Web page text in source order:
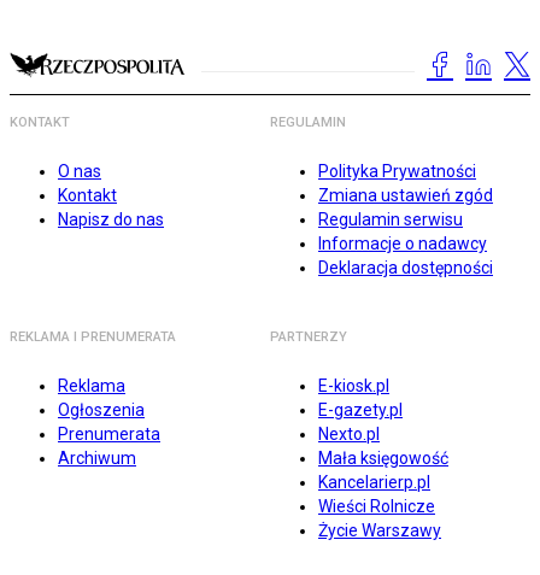
KONTAKT
O nas
Kontakt
Napisz do nas
REGULAMIN
Polityka Prywatności
Zmiana ustawień zgód
Regulamin serwisu
Informacje o nadawcy
Deklaracja dostępności
REKLAMA I PRENUMERATA
Reklama
Ogłoszenia
Prenumerata
Archiwum
PARTNERZY
E-kiosk.pl
E-gazety.pl
Nexto.pl
Mała księgowość
Kancelarierp.pl
Wieści Rolnicze
Życie Warszawy